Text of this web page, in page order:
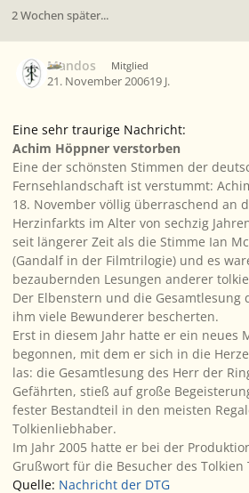
2 Wochen später...
Mandos Mitglied
21. November 200619 J.
Eine sehr traurige Nachricht:
Achim Höppner verstorben
Eine der schönsten Stimmen der
Fernsehlandschaft ist verstummt:
18. November völlig überraschend an
Herzinfarkts im Alter von sechzig
seit längerer Zeit als die Stimme Ian
(Gandalf in der Filmtrilogie) und es
bezaubernden Lesungen anderer
Der Elbenstern und die Gesamtlesung
ihm viele Bewunderer bescherten.
Erst in diesem Jahr hatte er ein neues
begonnen, mit dem er sich in die
las: die Gesamtlesung des Herr der
Gefährten, stieß auf große
fester Bestandteil in den meisten
Tolkienliebhaber.
Im Jahr 2005 hatte er bei der
Grußwort für die Besucher des Tolkien
Quelle: Nachricht der DTG